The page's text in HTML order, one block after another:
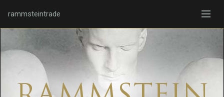
rammsteintrade